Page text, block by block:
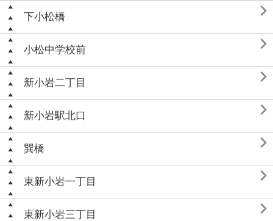
下小松橋 
小松中学校前 
新小岩二丁目 
新小岩駅北口 
巽橋 
東新小岩一丁目 
東新小岩三丁目 